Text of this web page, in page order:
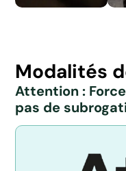
Modalités
Attention :
pas de